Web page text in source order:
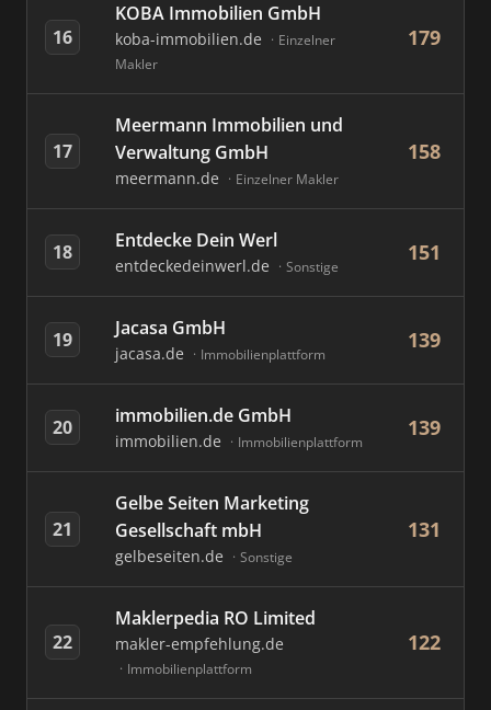
16
KOBA Immobilien GmbH
koba-immobilien.de
Einzelner
Makler
179
17
Meermann Immobilien und
Verwaltung GmbH
meermann.de Einzelner Makler
158
18 Entdecke Dein Werl
entdeckedeinwerl.de Sonstige
151
19 Jacasa GmbH
jacasa.de Immobilienplattform
139
20 immobilien.de GmbH
immobilien.de Immobilienplattform
139
21
Gelbe Seiten Marketing
Gesellschaft mbH
gelbeseiten.de Sonstige
131
22
Maklerpedia RO Limited
makler-empfehlung.de
Immobilienplattform
122